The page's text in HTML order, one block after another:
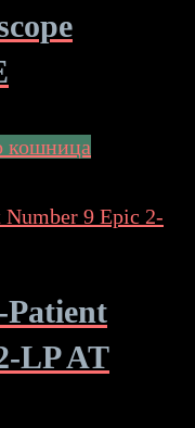
кошница
Patient
LP AT